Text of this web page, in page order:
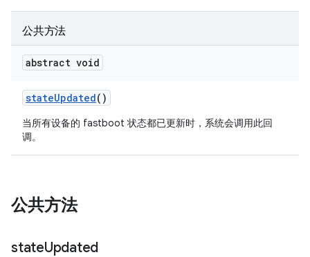
公共方法
abstract void
stateUpdated()
当所有设备的 fastboot 状态都已更新时，系统会调用此回
调。
公共方法
stateUpdated